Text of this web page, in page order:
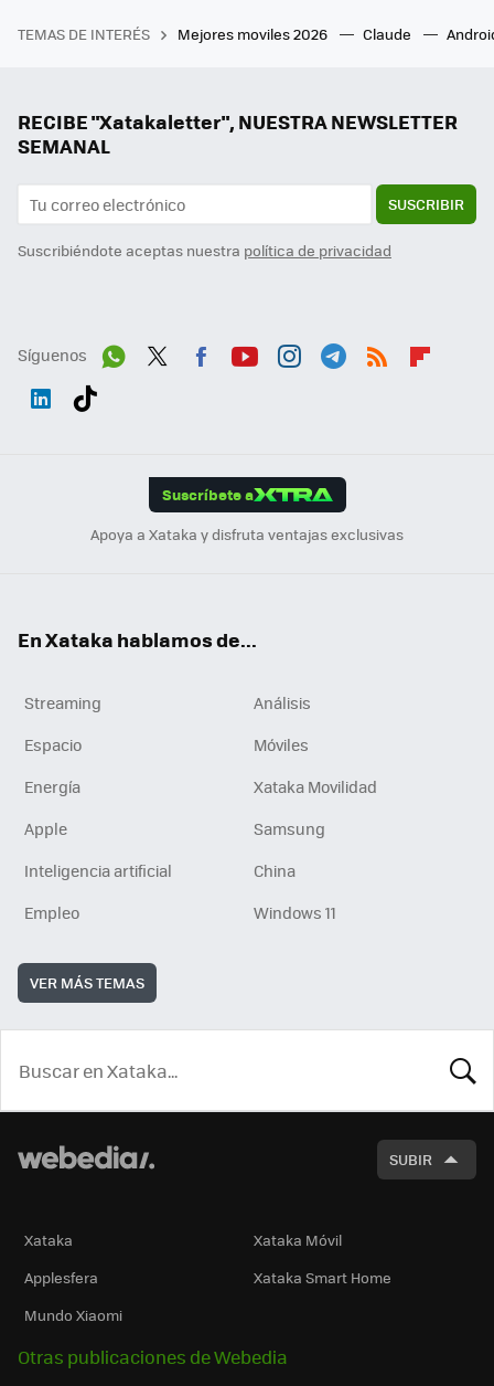
TEMAS DE INTERÉS Mejores moviles 2026 Claude
RECIBE "Xatakaletter", NUESTRA NEWSLETTER
SEMANAL
SUSCRIBIR
Suscribiéndote aceptas nuestra política de privacidad
Síguenos
Suscríbete a
Apoya a Xataka y disfruta ventajas exclusivas
En Xataka hablamos de...
Streaming
Análisis
Espacio
Móviles
Energía
Xataka Movilidad
Apple
Samsung
Inteligencia artificial
China
Empleo
Windows 11
VER MÁS TEMAS
SUBIR
Xataka
Xataka Móvil
Applesfera
Xataka Smart Home
Mundo Xiaomi
Otras publicaciones de Webedia